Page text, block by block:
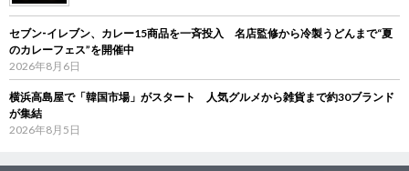
セブン‐イレブン、カレー15商品を一斉投入 名店監修から冷製うどんまで“夏
のカレーフェス”を開催中
2026年8月6日
横浜高島屋で「韓国市場」がスタート 人気グルメから雑貨まで約30ブランド
が集結
2026年8月5日